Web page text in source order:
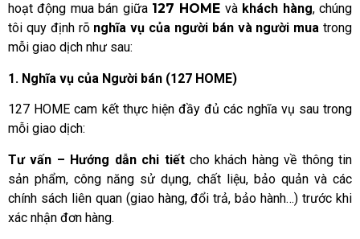
hoạt động mua bán giữa 127 HOME và khách hàng, chúng
tôi quy định rõ nghĩa vụ của người bán và người mua trong
mỗi giao dịch như sau:
1. Nghĩa vụ của Người bán (127 HOME)
127 HOME cam kết thực hiện đầy đủ các nghĩa vụ sau trong
mỗi giao dịch:
Tư vấn – Hướng dẫn chi tiếtcho khách hàng về thông tin
sản phẩm, công năng sử dụng, chất liệu, bảo quản và các
chính sách liên quan (giao hàng, đổi trả, bảo hành…) trước khi
xác nhận đơn hàng.